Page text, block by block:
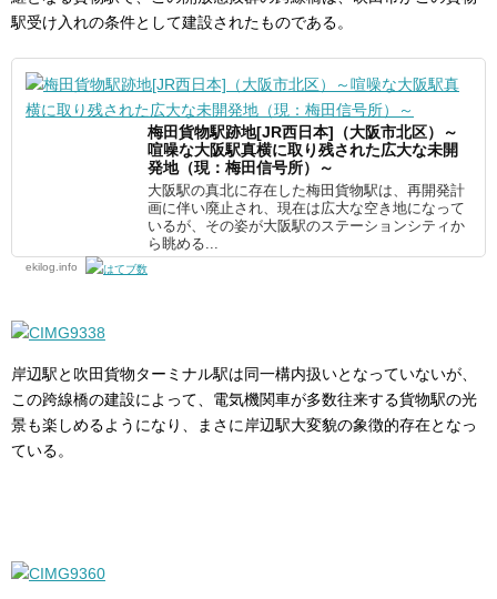
駅受け入れの条件として建設されたものである。
梅田貨物駅跡地[JR西日本]（大阪市北区）～
喧噪な大阪駅真横に取り残された広大な未開
発地（現：梅田信号所）～
大阪駅の真北に存在した梅田貨物駅は、再開発計
画に伴い廃止され、現在は広大な空き地になって
いるが、その姿が大阪駅のステーションシティか
ら眺める...
ekilog.info
岸辺駅と吹田貨物ターミナル駅は同一構内扱いとなっていないが、
この跨線橋の建設によって、電気機関車が多数往来する貨物駅の光
景も楽しめるようになり、まさに岸辺駅大変貌の象徴的存在となっ
ている。